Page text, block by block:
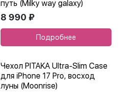
путь (Milky way galaxy)
8 990 ₽
Подробнее
Чехол PITAKA Ultra-Slim Case
для iPhone 17 Pro, восход
луны (Moonrise)